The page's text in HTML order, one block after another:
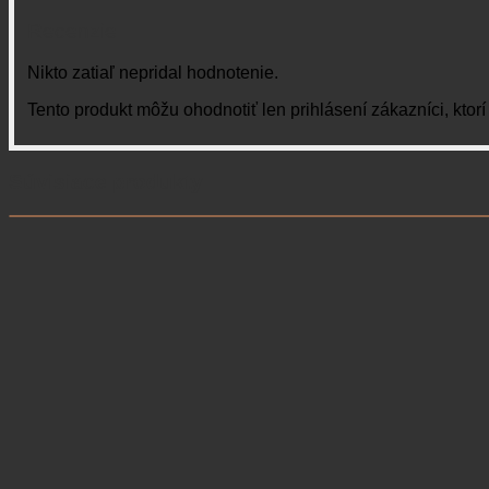
Nikto zatiaľ nepridal hodnotenie.
Tento produkt môžu ohodnotiť len prihlásení zákazníci,